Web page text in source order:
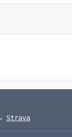
Strava